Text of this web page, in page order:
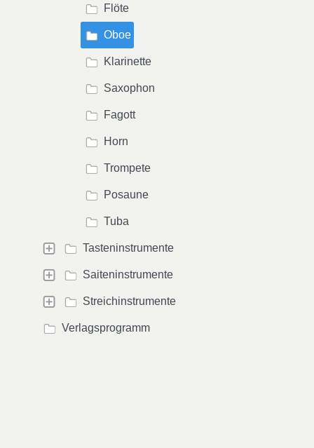
Flöte
Oboe
Klarinette
Saxophon
Fagott
Horn
Trompete
Posaune
Tuba
Tasteninstrumente
Saiteninstrumente
Streichinstrumente
Verlagsprogramm